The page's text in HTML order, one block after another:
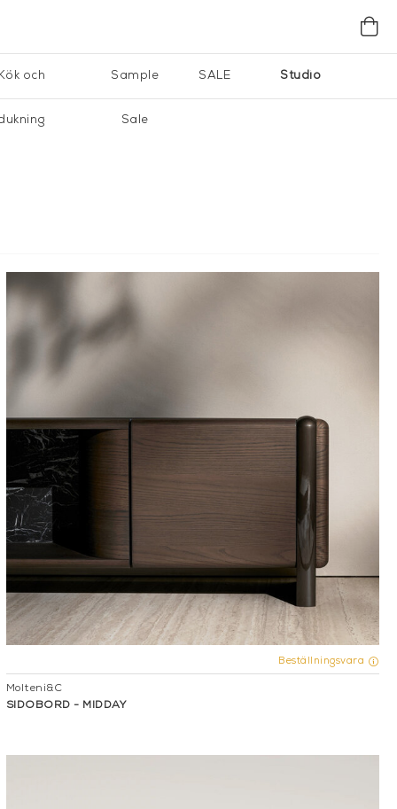
Studio
Kök och Sample
Sale
SALE
Beställningsvara
Molteni&C
SIDOBORD - MIDDAY